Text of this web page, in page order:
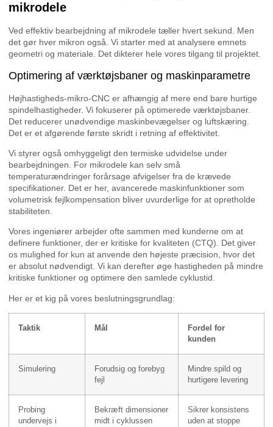
mikrodele
Ved effektiv bearbejdning af mikrodele tæller hvert sekund. Men
det gør hver mikron også. Vi starter med at analysere emnets
geometri og materiale. Det dikterer hele vores tilgang til projektet.
Optimering af værktøjsbaner og maskinparametre
Højhastigheds-mikro-CNC er afhængig af mere end bare hurtige
spindelhastigheder. Vi fokuserer på optimerede værktøjsbaner.
Det reducerer unødvendige maskinbevægelser og luftskæring.
Det er et afgørende første skridt i retning af effektivitet.
Vi styrer også omhyggeligt den termiske udvidelse under
bearbejdningen. For mikrodele kan selv små
temperaturændringer forårsage afvigelser fra de krævede
specifikationer. Det er her, avancerede maskinfunktioner som
volumetrisk fejlkompensation bliver uvurderlige for at opretholde
stabiliteten.
Vores ingeniører arbejder ofte sammen med kunderne om at
definere funktioner, der er kritiske for kvaliteten (CTQ). Det giver
os mulighed for kun at anvende den højeste præcision, hvor det
er absolut nødvendigt. Vi kan derefter øge hastigheden på mindre
kritiske funktioner og optimere den samlede cyklustid.
Her er et kig på vores beslutningsgrundlag:
Taktik Mål
Fordel for
kunden
Simulering
Forudsig og forebyg
fejl
Mindre spild og
hurtigere levering
Probing
undervejs i
Bekræft dimensioner
midt i cyklussen
Sikrer konsistens
uden at stoppe